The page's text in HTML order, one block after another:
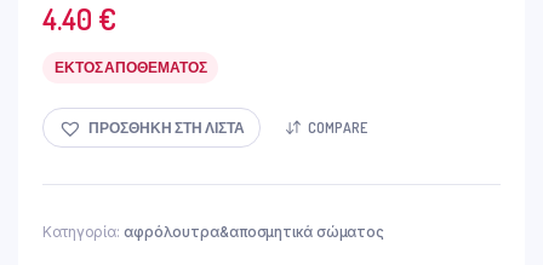
4.40 €
ΕΚΤΌΣ ΑΠΟΘΈΜΑΤΟΣ
ΠΡΟΣΘΉΚΗ ΣΤΗ ΛΊΣΤΑ COMPARE
Κατηγορία: αφρόλουτρα&αποσμητικά σώματος